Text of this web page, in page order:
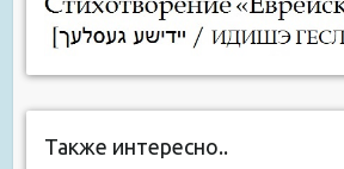
Также интересно..